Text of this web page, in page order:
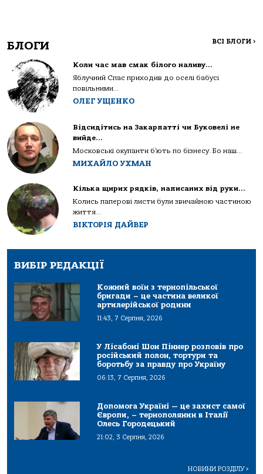
БЛОГИ ВСІ БЛОГИ >
Коли час мав смак білого наливу…
Яблучний Спас приходив до оселі бабусі
повільними...
ОЛЕГ УЩЕНКО
Відсидітись на Закарпатті чи Буковелі не
вийде…
Московські окупанти б’ють по бізнесу. Бо наш...
МИХАЙЛО УХМАН
Кілька щирих рядків, написаних від руки…
Колись паперові листи були звичайною частиною
життя...
ВІКТОРІЯ ДАЙВЕР
ВИБІР РЕДАКЦІЇ
Кожний воїн з тернопільської
бригади – це частина великої
артилерійської родини
11:43, 7 Серпня, 2026
У Лісабоні Шон Піннер розповів про
російський полон, тортури та
боротьбу за правду про Україну
06:13, 7 Серпня, 2026
Допомога Україні — це захист самої
Європи, – тернополянин в Італії
Олесь Городецький
21:02, 3 Серпня, 2026
НОВИНИ РОЗДІЛУ>